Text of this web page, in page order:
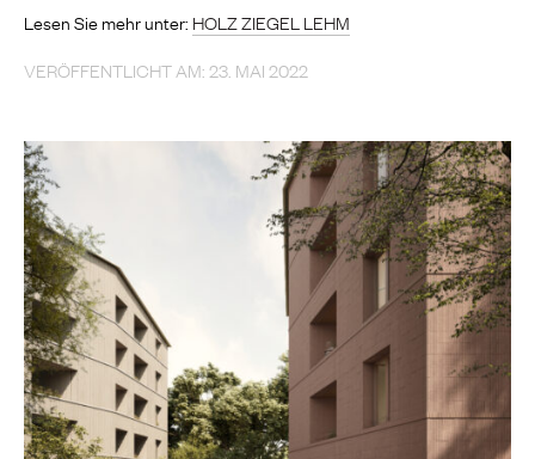
Lesen Sie mehr unter: HOLZ ZIEGEL LEHM
VERÖFFENTLICHT AM: 23. MAI 2022